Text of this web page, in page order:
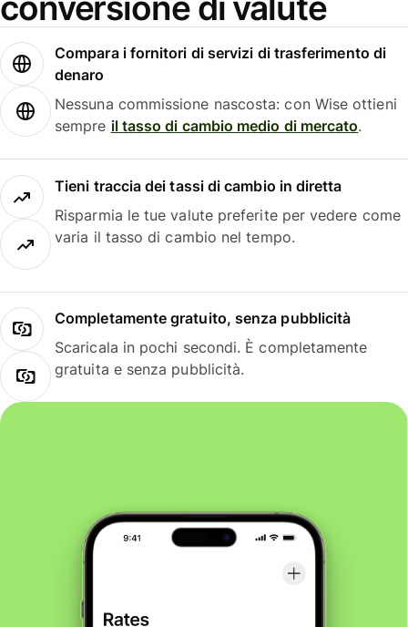
Compara i fornitori di servizi di trasferimento di
denaro
Nessuna commissione nascosta: con Wise ottieni
sempre il tasso di cambio medio di mercato.
Tieni traccia dei tassi di cambio in diretta
Risparmia le tue valute preferite per vedere come
varia il tasso di cambio nel tempo.
Completamente gratuito, senza pubblicità
Scaricala in pochi secondi. È completamente
gratuita e senza pubblicità.